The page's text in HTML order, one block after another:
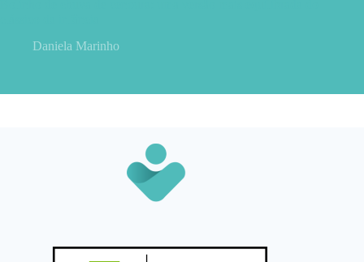
Daniela Marinho